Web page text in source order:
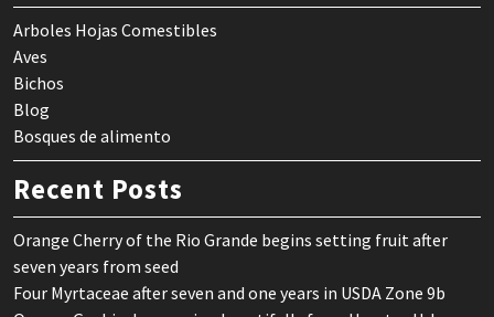
Arboles Hojas Comestibles
Aves
Bichos
Blog
Bosques de alimento
Recent Posts
Orange Cherry of the Rio Grande begins setting fruit after
seven years from seed
Four Myrtaceae after seven and one years in USDA Zone 9b